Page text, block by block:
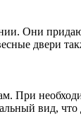
Они
двери
При
вид, что